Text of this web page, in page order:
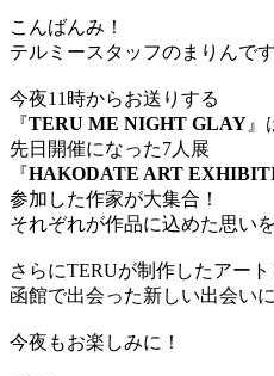
こんばんみ！
テルミースタッフのまりんです
今夜11時からお送りする
『TERU ME NIGHT GLAY 』
先日開催になった7人展
『HAKODATE ART
参加した作家が大集合！
それぞれが作品に込めた思い
さらにTERUが制作したアー
函館で出会った新しい出会い
今夜もお楽しみに！